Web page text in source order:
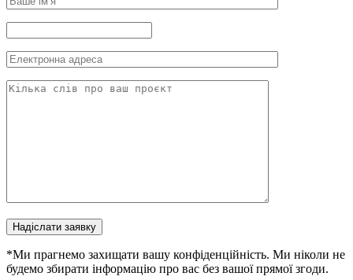
Надіслати заявку
*Ми прагнемо захищати вашу конфіденційність. Ми ніколи не
будемо збирати інформацію про вас без вашої прямої згоди.